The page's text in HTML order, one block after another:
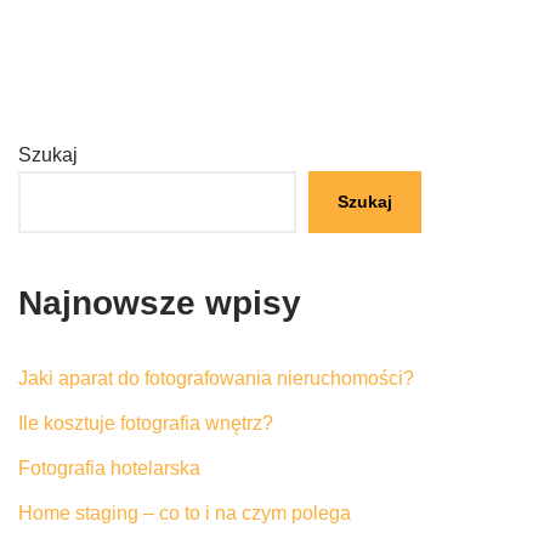
Szukaj
Szukaj
Najnowsze wpisy
Jaki aparat do fotografowania nieruchomości?
Ile kosztuje fotografia wnętrz?
Fotografia hotelarska
Home staging – co to i na czym polega